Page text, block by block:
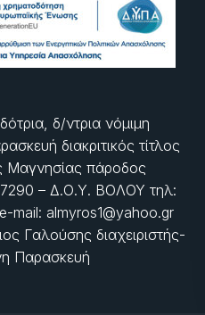
δ/ντρια νόμιμη
διακριτικός τίτλος
Μαγνησίας πάροδος
– Δ.Ο.Υ. ΒΟΛΟΥ τηλ:
mail: almyros1@yahoo.gr
Γαλούσης διαχειριστής-
Παρασκευή